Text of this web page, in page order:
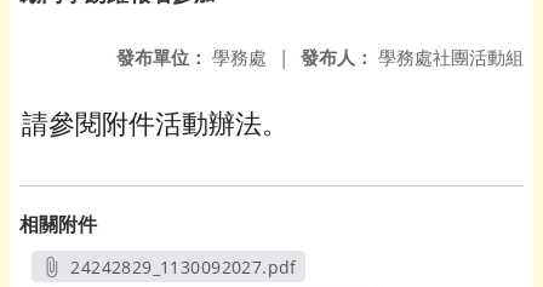
發布人： 學務處社團活動組
發布單位： 學務處 |
請參閱附件活動辦法。
相關附件
24242829_1130092027.pdf